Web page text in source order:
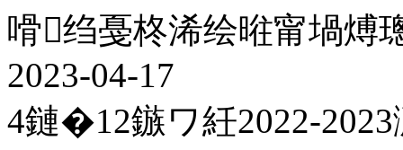
嗗绉戞柊浠绘暀甯堝煿
2023-04-17
4鏈�12鏃ワ紝2022-